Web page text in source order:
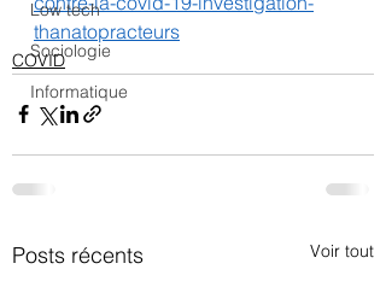
Low tech
Sociologie
Informatique
thanatopracteurs
COVID
Posts récents Voir tout